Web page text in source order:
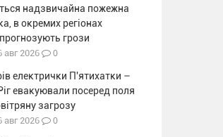
надзвичайна пожежна
в окремих регіонах
грози
авг 2026 0
електрички П'ятихатки –
евакуювали посеред поля
загрозу
авг 2026 0